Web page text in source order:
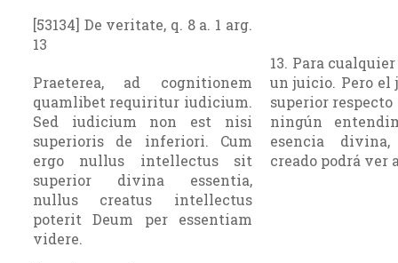
[53134] De veritate, q. 8 a. 1 arg.
13
Praeterea, ad cognitionem
quamlibet requiritur iudicium.
Sed iudicium non est nisi
superioris de inferiori. Cum
ergo nullus intellectus sit
superior divina essentia,
nullus creatus intellectus
poterit Deum per essentiam
videre.
13. Para
un juicio. Pero el
superior
ningún
esencia
creado podrá ver